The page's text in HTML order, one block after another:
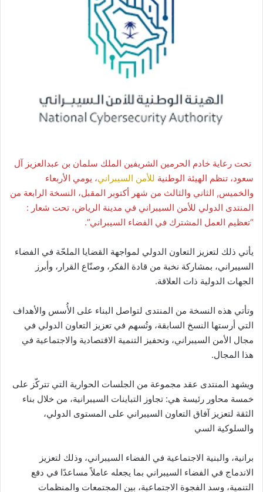
تحت رعاية خادم الحرمين الشريفين الملك سلمان بن عبدالعزيز آل
سعود، تنظم الهيئة الوطنية للأمن السيبراني، يومي الأربعاء
والخميس, الثاني والثالث من شهر أكتوبر المقبل، النسخة الرابعة من
المنتدى الدولي للأمن السيبراني في مدينة الرياض، تحت شعار :
“تعظيم العمل المشترك في الفضاء السيبراني”.
يأتي ذلك لتعزيز التعاون الدولي لمواجهة القضايا الملحّة في الفضاء
السيبراني، بمشاركة نخبة من قادة الفكر، وصنّاع القرار، وأبرز
الجهات الدولية ذات العلاقة.
وتأتي هذه النسخة من المنتدى لتواصل البناء على الأُسس والأهداف
التي أرستها النسخ السابقة، وتُسهم في تعزيز التعاون الدولي في
مجال الأمن السيبراني، وتحفيز التنمية الاقتصادية والاجتماعية في
هذا المجال.
ويشهد المنتدى عقد مجموعة من الجلسات الحوارية التي تتركّز على
خمسة محاور رئيسة هي: تجاوز التباينات السيبرانية، من خلال بناء
الثقة لتعزيز آفاق التعاون السيبراني على المستوى الدولي،
والسلوكية السي
برانية، والبنية الاجتماعية في الفضاء السيبراني، وذلك لتعزيز
الاندماج في الفضاء السيبراني بما يجعله عاملاً مساعدًا في دفع
التنمية، وسد الفجوة الاجتماعية، بين المجتمعات والمنظمات